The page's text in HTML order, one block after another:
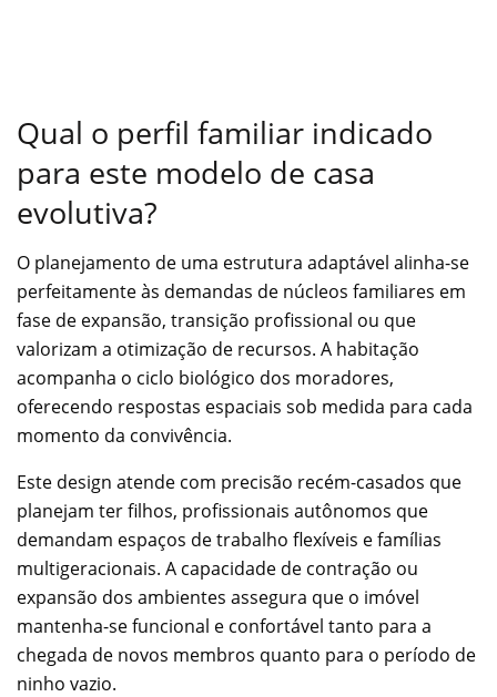
Qual o perfil familiar indicado
para este modelo de casa
evolutiva?
O planejamento de uma estrutura adaptável alinha-se
perfeitamente às demandas de núcleos familiares em
fase de expansão, transição profissional ou que
valorizam a otimização de recursos. A habitação
acompanha o ciclo biológico dos moradores,
oferecendo respostas espaciais sob medida para cada
momento da convivência.
Este design atende com precisão recém-casados que
planejam ter filhos, profissionais autônomos que
demandam espaços de trabalho flexíveis e famílias
multigeracionais. A capacidade de contração ou
expansão dos ambientes assegura que o imóvel
mantenha-se funcional e confortável tanto para a
chegada de novos membros quanto para o período de
ninho vazio.